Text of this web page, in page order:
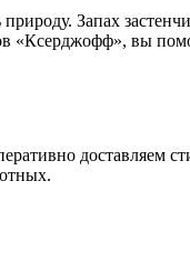
Запах
«Ксерджофф», вы
доставляем